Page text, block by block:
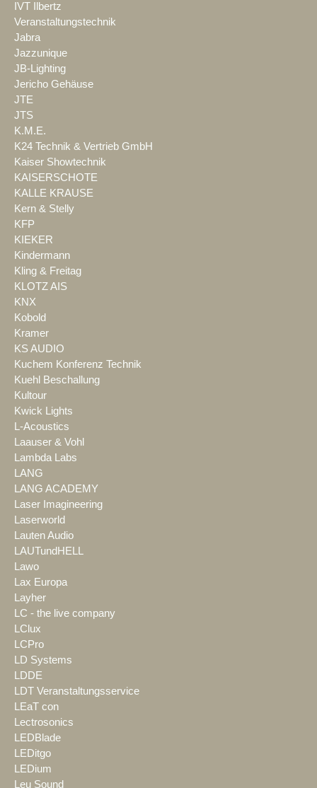
IVT Ilbertz
Veranstaltungstechnik
Jabra
Jazzunique
JB-Lighting
Jericho Gehäuse
JTE
JTS
K.M.E.
K24 Technik & Vertrieb GmbH
Kaiser Showtechnik
KAISERSCHOTE
KALLE KRAUSE
Kern & Stelly
KFP
KIEKER
Kindermann
Kling & Freitag
KLOTZ AIS
KNX
Kobold
Kramer
KS AUDIO
Kuchem Konferenz Technik
Kuehl Beschallung
Kultour
Kwick Lights
L-Acoustics
Laauser & Vohl
Lambda Labs
LANG
LANG ACADEMY
Laser Imagineering
Laserworld
Lauten Audio
LAUTundHELL
Lawo
Lax Europa
Layher
LC - the live company
LClux
LCPro
LD Systems
LDDE
LDT Veranstaltungsservice
LEaT con
Lectrosonics
LEDBlade
LEDitgo
LEDium
Leu Sound